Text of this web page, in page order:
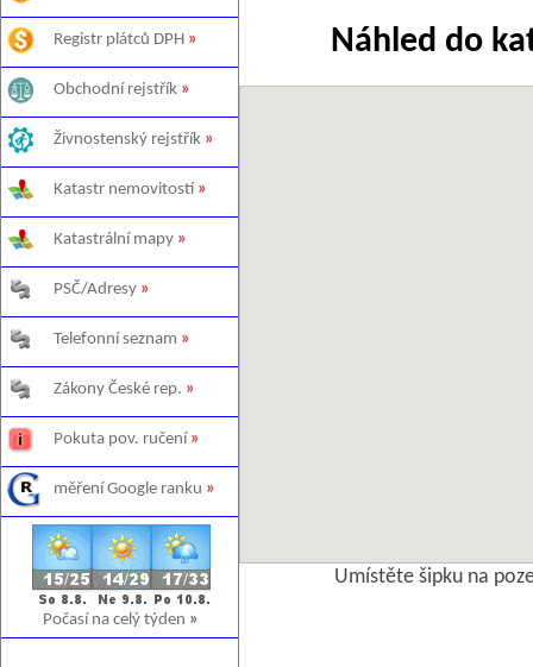
Registr plátců DPH »
Obchodní rejstřík »
Živnostenský rejstřík »
Katastr nemovitostí »
Katastrální mapy »
PSČ/Adresy »
Telefonní seznam »
Zákony České rep. »
Pokuta pov. ručení »
měření Google ranku »
Počasí na celý týden »
Náhled do
Umístěte šipku na